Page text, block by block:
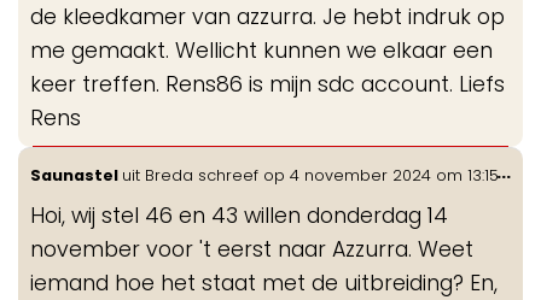
de kleedkamer van azzurra. Je hebt indruk op
me gemaakt. Wellicht kunnen we elkaar een
keer treffen. Rens86 is mijn sdc account. Liefs
Rens
Saunastel uit Breda schreef op 4 november 2024 om 13:15
Hoi, wij stel 46 en 43 willen donderdag 14
november voor 't eerst naar Azzurra. Weet
iemand hoe het staat met de uitbreiding? En,
...